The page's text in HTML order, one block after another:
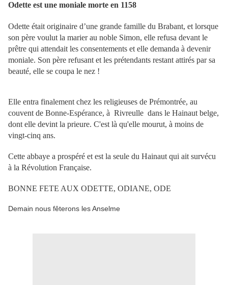
Odette est une moniale morte en 1158
Odette était originaire d’une grande famille du Brabant, et lorsque
son père voulut la marier au noble Simon, elle refusa devant le
prêtre qui attendait les consentements et elle demanda à devenir
moniale. Son père refusant et les prétendants restant attirés par sa
beauté, elle se coupa le nez !
Elle entra finalement chez les religieuses de Prémontrée, au
couvent de Bonne-Espérance, à Rivreulle dans le Hainaut belge,
dont elle devint la prieure. C'est là qu'elle mourut, à moins de
vingt-cinq ans.
Cette abbaye a prospéré et est la seule du Hainaut qui ait survécu
à la Révolution Française.
BONNE FETE AUX ODETTE, ODIANE, ODE
Demain nous fêterons les Anselme